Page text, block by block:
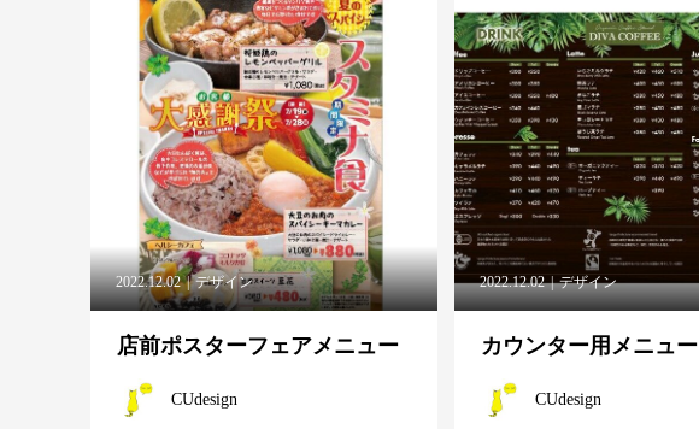
2022.12.02 デザイン
店前ポスターフェアメニュー
CUdesign
2022.12.02 デザイン
カウンター用メニュー
CUdesign